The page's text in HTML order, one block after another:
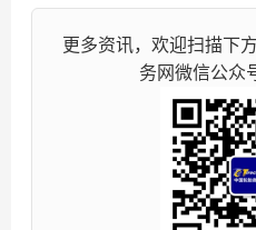
更多资讯，欢迎扫描下
务网微信公众